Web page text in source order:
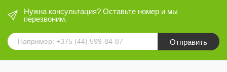
Нужна консультация? Оставьте номер и мы
перезвоним.
Отправить